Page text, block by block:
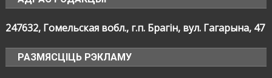
247632, Гомельская вобл., г.п. Брагін, вул. Гагарына, 47
РАЗМЯСЦІЦЬ РЭКЛАМУ